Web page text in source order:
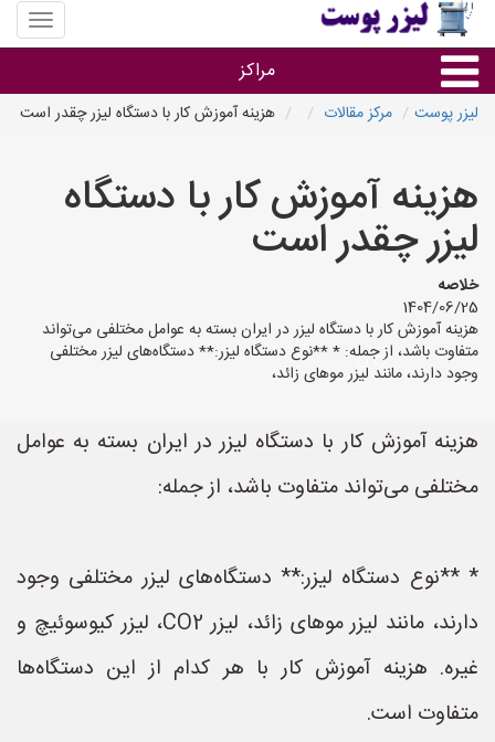
منوی
سایت
پوست
مراکز
استان ها
لیزر پوست مرکز مقالات هزینه آموزش کار با دستگاه لیزر چقدر است
هزینه آموزش کار با دستگاه
لیزر چقدر است
خلاصه
1404/06/25
هزینه آموزش کار با دستگاه لیزر در ایران بسته به عوامل مختلفی می‌تواند
متفاوت باشد، از جمله: * **نوع دستگاه لیزر:** دستگاه‌های لیزر مختلفی
وجود دارند، مانند لیزر موهای زائد،
هزینه آموزش کار با دستگاه لیزر در ایران بسته به عوامل
مختلفی می‌تواند متفاوت باشد، از جمله:
* **نوع دستگاه لیزر:** دستگاه‌های لیزر مختلفی وجود
دارند، مانند لیزر موهای زائد، لیزر CO2، لیزر کیوسوئیچ و
غیره. هزینه آموزش کار با هر کدام از این دستگاه‌ها
متفاوت است.